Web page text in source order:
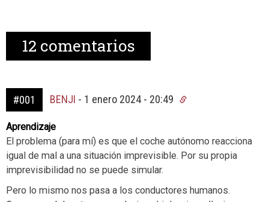
12 comentarios
#001 BENJI - 1 enero 2024 - 20:49
Aprendizaje
El problema (para mí) es que el coche autónomo reacciona
igual de mal a una situación imprevisible. Por su propia
imprevisibilidad no se puede simular.
Pero lo mismo nos pasa a los conductores humanos.